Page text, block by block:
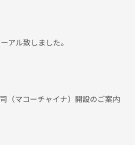
アル致しました。
（マコーチャイナ）開設のご案内